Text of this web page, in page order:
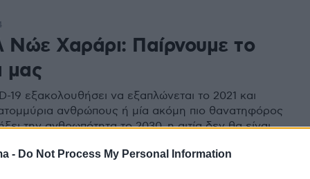
- Do Not Process My Personal Information
Νώε Χαράρι: Παίρνουμε το
μας
19 εξακολουθήσει να εξαπλώνεται το 2021 και
ανθρώπους ή μία ακόμη πιο θανατηφόρος
την ανθρωπότητα το 2030, η αιτία δεν θα είναι
ο Θεός. Θα είναι η αποτυχία των ανθρώπων. Και